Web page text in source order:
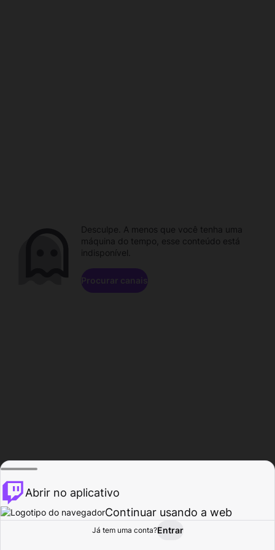
Procurar Atividade
Desculpe. A menos que você tenha uma
máquina do tempo, esse conteúdo está
indisponível.
Procurar canais
Abrir no aplicativo
Continuar usando a web
Já tem uma conta?Entrar